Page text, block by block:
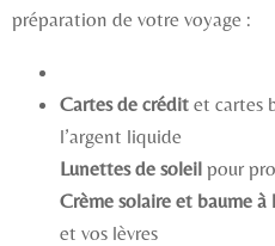
préparation de votre voyage :
Cartes de crédit et cartes
l’argent liquide
Lunettes de soleil pour
Crème solaire et baume à
et vos lèvres